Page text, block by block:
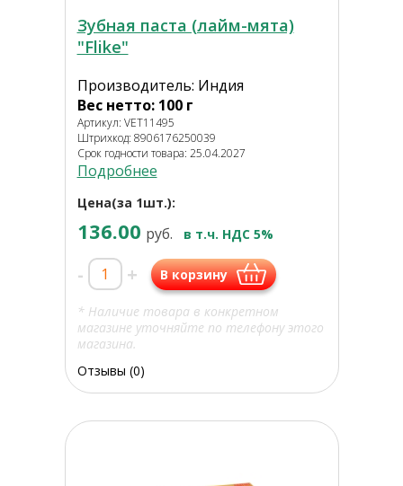
Зубная паста (лайм-мята)
"Flike"
Производитель: Индия
Вес нетто: 100 г
Артикул: VET11495
Штрихкод: 8906176250039
Срок годности товара: 25.04.2027
Подробнее
Цена(за 1шт.):
136.00 руб. в т.ч. НДС 5%
- + В корзину
* Наличие товара в конкретном
магазине уточняйте по телефону этого
магазина.
Отзывы (0)